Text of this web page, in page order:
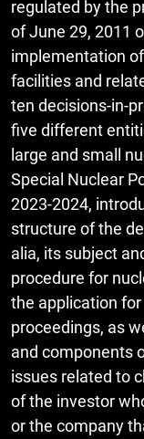
regulated by the
of June 29, 2011
implementation
facilities and
ten decisions-in-
five different
large and small
Special Nuclear
2023-2024,
structure of the
alia, its subject
procedure for
the application
proceedings, as
and components
issues related to
of the investor
or the company